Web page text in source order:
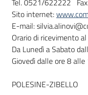
Tel. 0521/622222
Sito internet:
E-mail:
Orario di ricevimento
Da Lunedì a Sabato
Giovedì dalle ore 8
POLESINE-ZIBELLO